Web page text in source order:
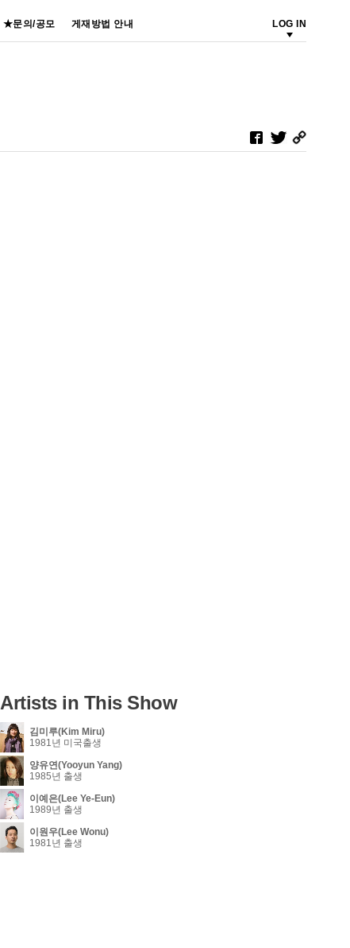
★문의/공모 게재방법 안내 LOG IN
Artists in This Show
김미루(Kim Miru)
1981년 미국출생
양유연(Yooyun Yang)
1985년 출생
이예은(Lee Ye-Eun)
1989년 출생
이원우(Lee Wonu)
1981년 출생